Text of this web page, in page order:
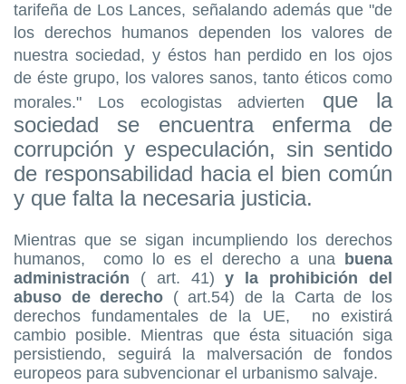
tarifeña de Los Lances, señalando además que "de
los derechos humanos dependen los valores de
nuestra sociedad, y éstos han perdido en los ojos
de éste grupo, los valores sanos, tanto éticos como
morales." Los ecologistas advierten
que la
sociedad se encuentra enferma de
corrupción y especulación, sin sentido
de responsabilidad hacia el bien común
y que falta la necesaria justicia.
Mientras que se sigan incumpliendo los derechos
humanos, como lo es el derecho a una
buena
administración ( art. 41)y la prohibición del
abuso de derecho ( art.54) de la Carta de los
derechos fundamentales de la UE, no existirá
cambio posible. Mientras que ésta situación siga
persistiendo, seguirá la malversación de fondos
europeos para subvencionar el urbanismo salvaje.